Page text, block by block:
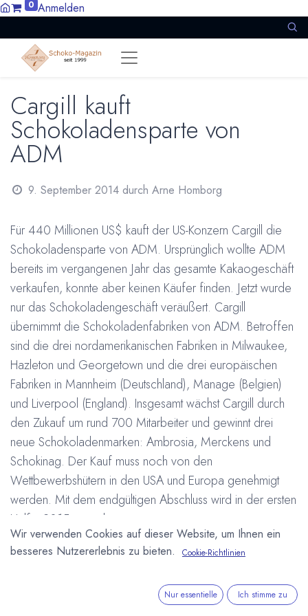
0 Anmelden
Cargill kauft
Schokoladensparte von
ADM
9. September 2014 durch Arne Homborg
Für 440 Millionen US$ kauft der US-Konzern Cargill die
Schokoladensparte von ADM. Ursprünglich wollte ADM
bereits im vergangenen Jahr das gesamte Kakaogeschäft
verkaufen, konnte aber keinen Käufer finden. Jetzt wurde
nur das Schokoladengeschäft veräußert. Cargill
übernimmt die Schokoladenfabriken von ADM. Betroffen
sind die drei nordamerikanischen Fabriken in Milwaukee,
Hazleton und Georgetown und die drei europäischen
Fabriken in Mannheim (Deutschland), Manage (Belgien)
und Liverpool (England). Insgesamt wächst Cargill durch
den Zukauf um rund 700 Mitarbeiter und gewinnt drei
neue Schokoladenmarken: Ambrosia, Merckens und
Schokinag. Der Kauf muss noch von den
Wettbewerbshütern in den USA und Europa genehmigt
werden. Mit dem endgültigen Abschluss wird in der ersten
Hälfte 2015 gerechnet.
Cargill verfügt bereits über Fabriken zur
Kakaoverarbeitung und Schokoladenherstellung in
Deutschland, Ghana, den Niederlanden, Großbritannien
Wir verwenden Cookies auf dieser Website, um Ihnen ein
besseres Nutzererlebnis zu bieten.
Cookie-Richtlinien
Nur essentielle Ich stimme zu